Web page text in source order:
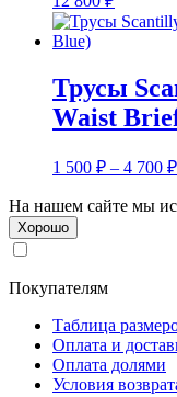
Трусы
Waist
1 500 ₽ – 4 700 ₽
На нашем сайте мы
Хорошо
Покупателям
Таблица
Оплата и
Оплата долями
Условия